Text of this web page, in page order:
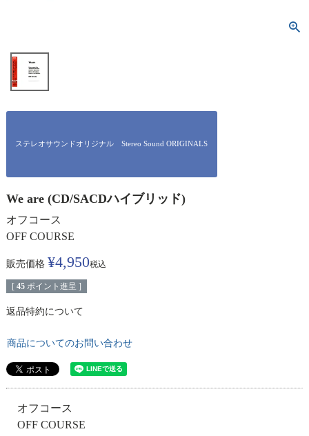
ステレオサウンドオリジナル Stereo Sound ORIGINALS
We are (CD/SACDハイブリッド)
オフコース
OFF COURSE
販売価格 ¥4,950税込
[ 45 ポイント進呈 ]
返品特約について
商品についてのお問い合わせ
オフコース
OFF COURSE